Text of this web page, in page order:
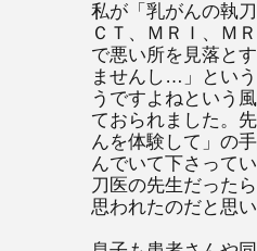
私が「乳がんの執
ＣＴ、ＭＲＩ、Ｍ
で悪い所を見落と
ませんし…」とい
うですよねという
ておられました。
んを体験して」の
んでいて下さって
刀医の先生だった
思われたのだと思い